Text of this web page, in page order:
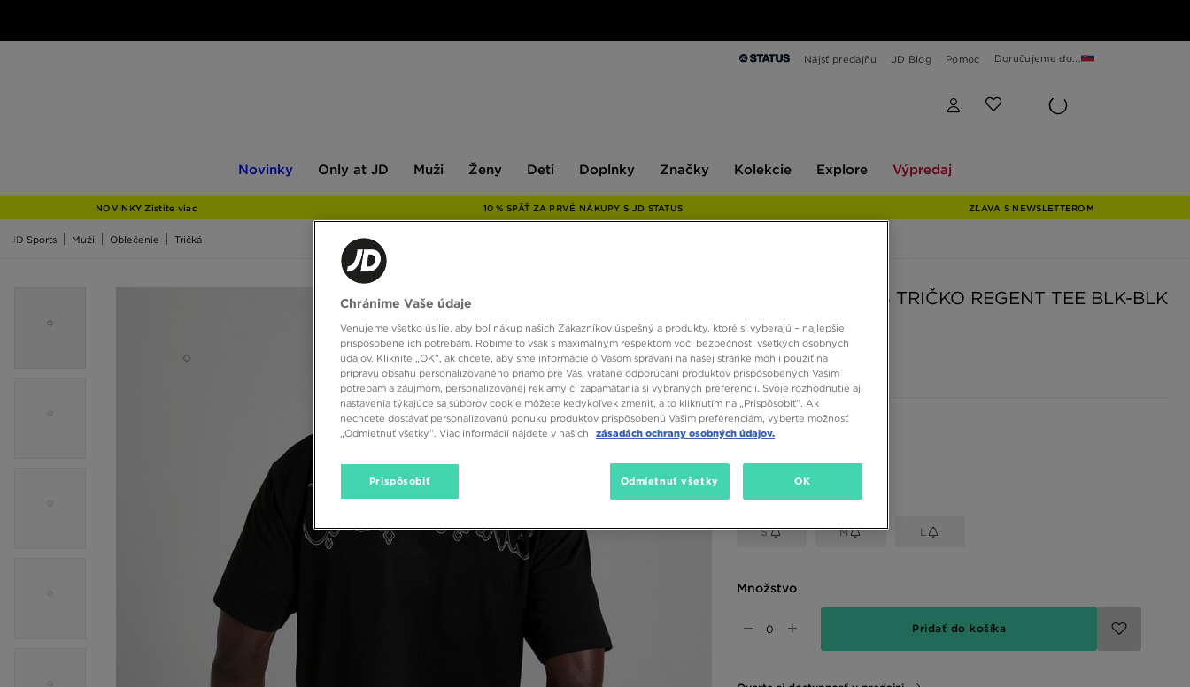
Nájsť predajňu JD Blog Pomoc Doručujeme do...
Novinky
JD
Only at JD Muži Ženy Deti Doplnky Značky Kolekcie Explore Výpredaj
NOVINKY Zistite viac 10 % SPÄŤ ZA PRVÉ NÁKUPY S JD STATUS ZĽAVA S NEWSLETTEROM
JD Sports Muži Oblečenie Tričká
UNLIKE HUMANS TRIČKO REGENT TEE BLK-BLK
24,00 €
Dostupné farby
S M L
Množstvo
Pridať do košíka
Chránime Vaše údaje
Venujeme všetko úsilie, aby bol nákup našich Zákazníkov úspešný a produkty, ktoré si vyberajú – najlepšie
prispôsobené ich potrebám. Robíme to však s maximálnym rešpektom voči bezpečnosti všetkých osobných
údajov. Kliknite „OK”, ak chcete, aby sme informácie o Vašom správaní na našej stránke mohli použiť na
prípravu obsahu personalizovaného priamo pre Vás, vrátane odporúčaní produktov prispôsobených Vašim
potrebám a záujmom, personalizovanej reklamy či zapamätania si vybraných preferencií. Svoje rozhodnutie aj
nastavenia týkajúce sa súborov cookie môžete kedykoľvek zmeniť, a to kliknutím na „Prispôsobiť”. Ak
nechcete dostávať personalizovanú ponuku produktov prispôsobenú Vašim preferenciám, vyberte možnosť
„Odmietnuť všetky”. Viac informácií nájdete v našich
zásadách ochrany osobných údajov.
Prispôsobiť Odmietnuť všetky OK